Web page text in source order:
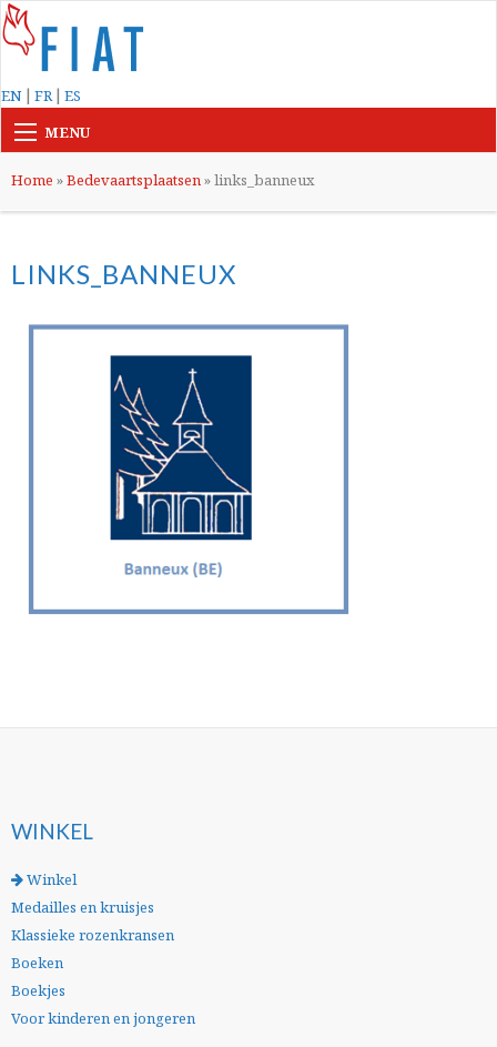
EN | FR | ES
MENU
Home »Bedevaartsplaatsen»links_banneux
LINKS_BANNEUX
WINKEL
Winkel
Medailles en kruisjes
Klassieke rozenkransen
Boeken
Boekjes
Voor kinderen en jongeren